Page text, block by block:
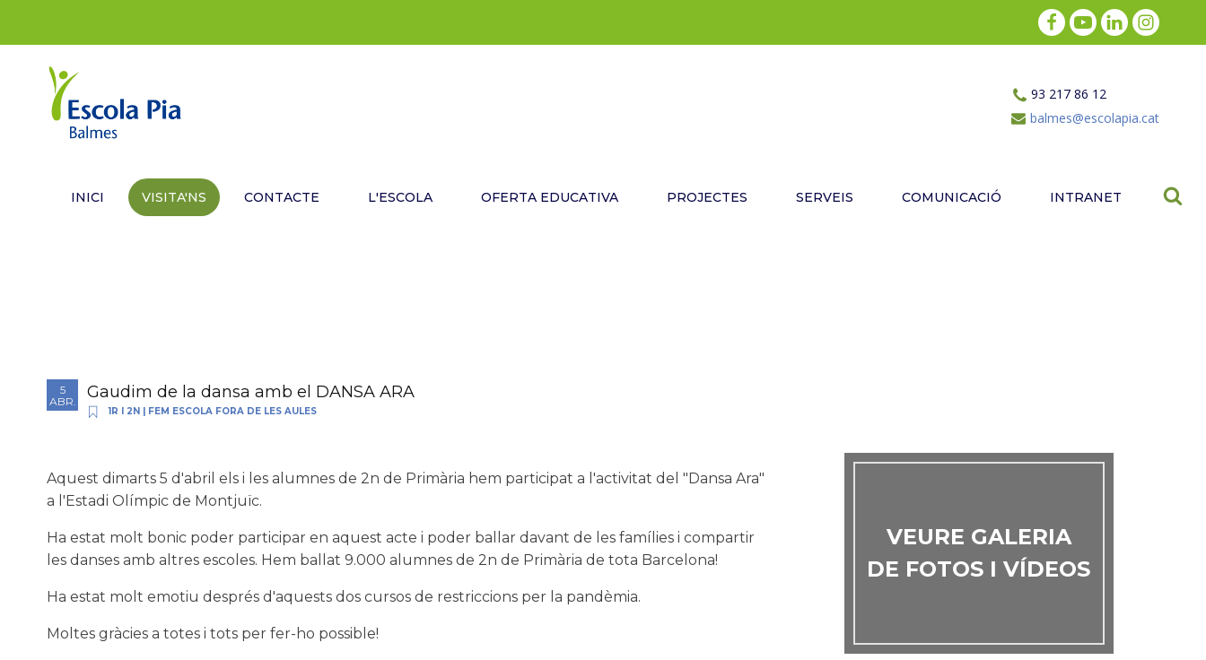
93 217 86 12
balmes@escolapia.cat
INICI VISITA'NS CONTACTE L'ESCOLA OFERTA EDUCATIVA PROJECTES SERVEIS COMUNICACIÓ INTRANET
5
ABR.
Gaudim de la dansa amb el DANSA ARA
1R I 2N FEM ESCOLA FORA DE LES AULES
Aquest dimarts 5 d'abril els i les alumnes de 2n de Primària hem participat a l'activitat del "Dansa Ara"
a l'Estadi Olímpic de Montjuïc.
Ha estat molt bonic poder participar en aquest acte i poder ballar davant de les famílies i compartir
les danses amb altres escoles. Hem ballat 9.000 alumnes de 2n de Primària de tota Barcelona!
Ha estat molt emotiu després d'aquests dos cursos de restriccions per la pandèmia.
Moltes gràcies a totes i tots per fer-ho possible!
VEURE GALERIA
DE FOTOS I VÍDEOS